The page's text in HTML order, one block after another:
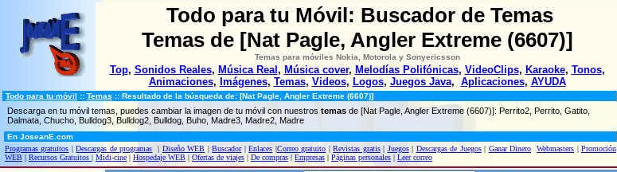
Todo para tu Móvil: Buscador de Temas
Temas de [Nat Pagle, Angler Extreme (6607)]
Temas para móviles Nokia, Motorola y Sonyericsson
Top, Sonidos Reales, Música Real , Música cover, Melodías Polifónicas, VideoClips, Karaoke, Tonos,
Animaciones, Imágenes, Temas, Videos, Logos, Juegos Java, Aplicaciones, AYUDA
Todo para tu móvil :: Temas :: Resultado de la búsqueda de: [Nat Pagle, Angler Extreme (6607)]
Descarga en tu móvil temas, puedes cambiar la imagen de tu móvil con nuestros temas de [Nat Pagle, Angler Extreme (6607)]: Perrito2, Perrito, Gatito,
Dalmata, Chucho, Bulldog3, Bulldog2, Bulldog, Buho, Madre3, Madre2, Madre
En JoseanE.com
Programas gratuitos |Descargas de programas | Diseño WEB |Buscador|Enlaces |Correo gratuito |Revistas gratis| Juegos| Descargas de Juegos| Ganar Dinero Webmasters |Promoción
WEB | Recursos Gratuitos | Midi-cine | Hospedaje WEB|Ofertas de viajes | De compras | Empresas | Páginas personales | Leer correo